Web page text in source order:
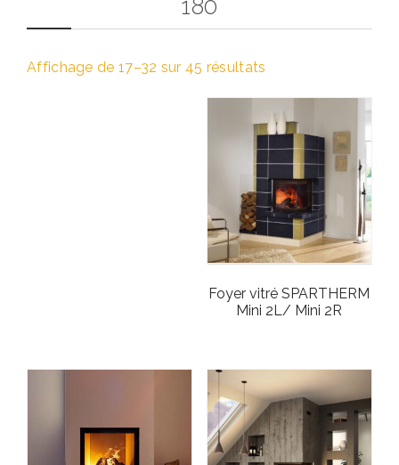
180
Affichage de 17–32 sur 45 résultats
Foyer vitré SPARTHERM
Mini 2L/ Mini 2R